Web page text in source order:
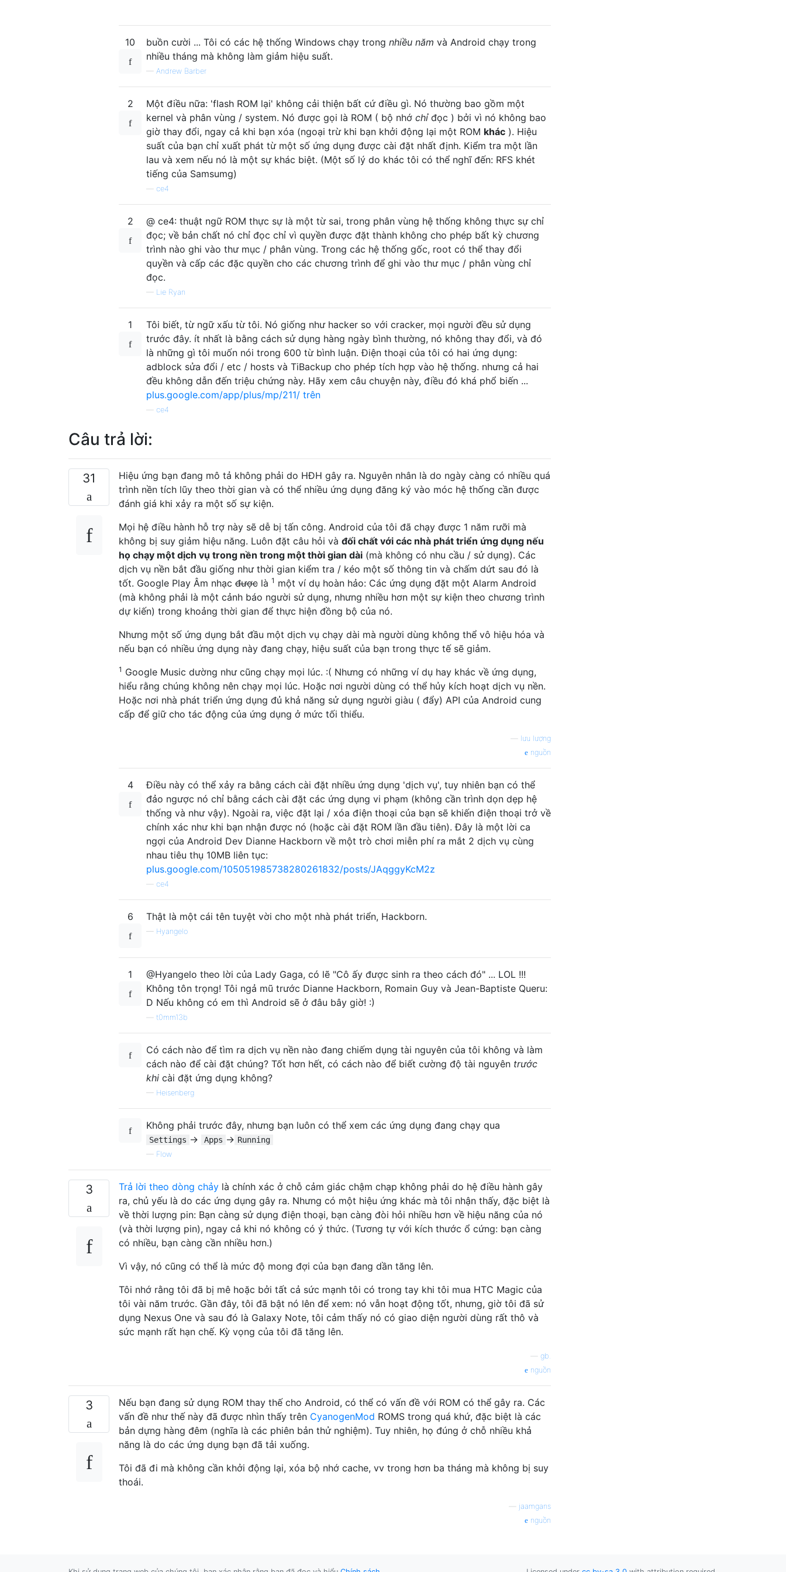
10 buồn cười ... Tôi có các hệ thống Windows chạy trong nhiều năm và Android chạy trong
nhiều tháng mà không làm giảm hiệu suất.
— Andrew Barber
2
Một điều nữa: 'flash ROM lại' không cải thiện bất cứ điều gì. Nó thường bao gồm một
kernel và phân vùng / system. Nó được gọi là ROM ( bộ nhớ chỉđọc ) bởi vì nó không bao
giờ thay đổi, ngay cả khi bạn xóa (ngoại trừ khi bạn khởi động lại một ROM khác ). Hiệu
suất của bạn chỉ xuất phát từ một số ứng dụng được cài đặt nhất định. Kiểm tra một lần
lau và xem nếu nó là một sự khác biệt. (Một số lý do khác tôi có thể nghĩ đến: RFS khét
tiếng của Samsumg)
ce4
2
@ ce4: thuật ngữ ROM thực sự là một từ sai, trong phân vùng hệ thống không thực sự chỉ
đọc; về bản chất nó chỉ đọc chỉ vì quyền được đặt thành không cho phép bất kỳ chương
trình nào ghi vào thư mục / phân vùng. Trong các hệ thống gốc, root có thể thay đổi
quyền và cấp các đặc quyền cho các chương trình để ghi vào thư mục / phân vùng chỉ
đọc.
— Lie Ryan
1
Tôi biết, từ ngữ xấu từ tôi. Nó giống như hacker so với cracker, mọi người đều sử dụng
trước đây. ít nhất là bằng cách sử dụng hàng ngày bình thường, nó không thay đổi, và đó
là những gì tôi muốn nói trong 600 từ bình luận. Điện thoại của tôi có hai ứng dụng:
adblock sửa đổi / etc / hosts và TiBackup cho phép tích hợp vào hệ thống. nhưng cả hai
đều không dẫn đến triệu chứng này. Hãy xem câu chuyện này, điều đó khá phổ biến ...
plus.google.com/app/plus/mp/211/ trên
ce4
Câu trả lời:
31
Hiệu ứng bạn đang mô tả không phải do HĐH gây ra. Nguyên nhân là do ngày càng có nhiều quá
trình nền tích lũy theo thời gian và có thể nhiều ứng dụng đăng ký vào móc hệ thống cần được
đánh giá khi xảy ra một số sự kiện.
Mọi hệ điều hành hỗ trợ này sẽ dễ bị tấn công. Android của tôi đã chạy được 1 năm rưỡi mà
không bị suy giảm hiệu năng. Luôn đặt câu hỏi và đối chất với các nhà phát triển ứng dụng nếu
họ chạy một dịch vụ trong nền trong một thời gian dài (mà không có nhu cầu / sử dụng). Các
dịch vụ nền bắt đầu giống như thời gian kiểm tra / kéo một số thông tin và chấm dứt sau đó là
tốt. Google Play Âm nhạc được là 1 một ví dụ hoàn hảo: Các ứng dụng đặt một Alarm Android
(mà không phải là một cảnh báo người sử dụng, nhưng nhiều hơn một sự kiện theo chương trình
dự kiến) trong khoảng thời gian để thực hiện đồng bộ của nó.
Nhưng một số ứng dụng bắt đầu một dịch vụ chạy dài mà người dùng không thể vô hiệu hóa và
nếu bạn có nhiều ứng dụng này đang chạy, hiệu suất của bạn trong thực tế sẽ giảm.
1 Google Music dường như cũng chạy mọi lúc. :( Nhưng có những ví dụ hay khác về ứng dụng,
hiểu rằng chúng không nên chạy mọi lúc. Hoặc nơi người dùng có thể hủy kích hoạt dịch vụ nền.
Hoặc nơi nhà phát triển ứng dụng đủ khả năng sử dụng người giàu ( đẩy) API của Android cung
cấp để giữ cho tác động của ứng dụng ở mức tối thiểu.
lưu lượng
nguồn
4
Điều này có thể xảy ra bằng cách cài đặt nhiều ứng dụng 'dịch vụ', tuy nhiên bạn có thể
đảo ngược nó chỉ bằng cách cài đặt các ứng dụng vi phạm (không cần trình dọn dẹp hệ
thống và như vậy). Ngoài ra, việc đặt lại / xóa điện thoại của bạn sẽ khiến điện thoại trở về
chính xác như khi bạn nhận được nó (hoặc cài đặt ROM lần đầu tiên). Đây là một lời ca
ngợi của Android Dev Dianne Hackborn về một trò chơi miễn phí ra mắt 2 dịch vụ cùng
nhau tiêu thụ 10MB liên tục:
plus.google.com/105051985738280261832/posts/JAqggyKcM2z
ce4
6 Thật là một cái tên tuyệt vời cho một nhà phát triển, Hackborn.
— Hyangelo
1
@Hyangelo theo lời của Lady Gaga, có lẽ "Cô ấy được sinh ra theo cách đó" ... LOL !!!
Không tôn trọng! Tôi ngả mũ trước Dianne Hackborn, Romain Guy và Jean-Baptiste Queru:
D Nếu không có em thì Android sẽ ở đâu bây giờ! :)
t0mm13b
Có cách nào để tìm ra dịch vụ nền nào đang chiếm dụng tài nguyên của tôi không và làm
cách nào để cài đặt chúng? Tốt hơn hết, có cách nào để biết cường độ tài nguyên trước
khi cài đặt ứng dụng không?
— Heisenberg
Không phải trước đây, nhưng bạn luôn có thể xem các ứng dụng đang chạy qua
Settings → Apps → Running
— Flow
3 Trả lời theo dòng chảy là chính xác ở chỗ cảm giác chậm chạp không phải do hệ điều hành gây
ra, chủ yếu là do các ứng dụng gây ra. Nhưng có một hiệu ứng khác mà tôi nhận thấy, đặc biệt là
về thời lượng pin: Bạn càng sử dụng điện thoại, bạn càng đòi hỏi nhiều hơn về hiệu năng của nó
(và thời lượng pin), ngay cả khi nó không có ý thức. (Tương tự với kích thước ổ cứng: bạn càng
có nhiều, bạn càng cần nhiều hơn.)
Vì vậy, nó cũng có thể là mức độ mong đợi của bạn đang dần tăng lên.
Tôi nhớ rằng tôi đã bị mê hoặc bởi tất cả sức mạnh tôi có trong tay khi tôi mua HTC Magic của
tôi vài năm trước. Gần đây, tôi đã bật nó lên để xem: nó vẫn hoạt động tốt, nhưng, giờ tôi đã sử
dụng Nexus One và sau đó là Galaxy Note, tôi cảm thấy nó có giao diện người dùng rất thô và
sức mạnh rất hạn chế. Kỳ vọng của tôi đã tăng lên.
gb.
nguồn
3
Nếu bạn đang sử dụng ROM thay thế cho Android, có thể có vấn đề với ROM có thể gây ra. Các
vấn đề như thế này đã được nhìn thấy trên CyanogenMod ROMS trong quá khứ, đặc biệt là các
bản dựng hàng đêm (nghĩa là các phiên bản thử nghiệm). Tuy nhiên, họ đúng ở chỗ nhiều khả
năng là do các ứng dụng bạn đã tải xuống.
Tôi đã đi mà không cần khởi động lại, xóa bộ nhớ cache, vv trong hơn ba tháng mà không bị suy
thoái.
jaamgans
nguồn